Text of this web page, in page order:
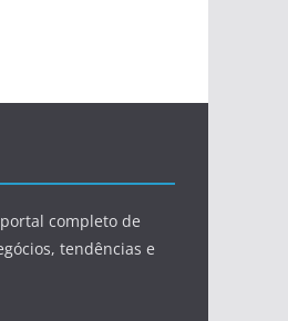
completo de
tendências e